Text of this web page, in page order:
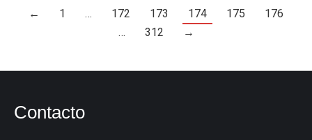
← 1 … 172 173 174 175
176
…
312 →
Contacto